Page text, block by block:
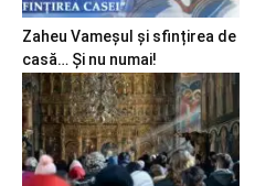
Zaheu Vameșul și sfințirea de
casă… Și nu numai!